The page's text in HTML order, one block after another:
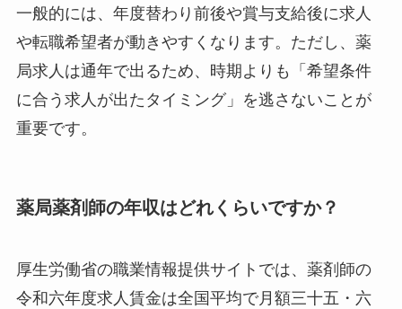
一般的には、年度替わり前後や賞与支給後に求人
や転職希望者が動きやすくなります。ただし、薬
局求人は通年で出るため、時期よりも「希望条件
に合う求人が出たタイミング」を逃さないことが
重要です。
薬局薬剤師の年収はどれくらいですか？
厚生労働省の職業情報提供サイトでは、薬剤師の
令和六年度求人賃金は全国平均で月額三十五・六